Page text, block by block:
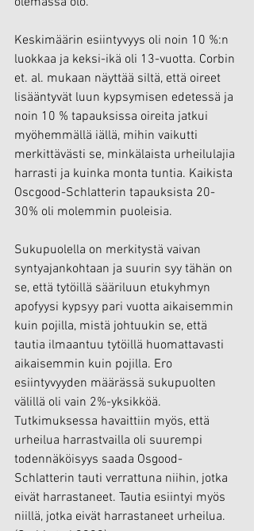
Keskimäärin esiintyvyys oli noin 10 %:n
luokkaa ja keksi-ikä oli 13-vuotta. Corbin
et. al. mukaan näyttää siltä, että oireet
lisääntyvät luun kypsymisen edetessä ja
noin 10 % tapauksissa oireita jatkui
myöhemmällä iällä, mihin vaikutti
merkittävästi se, minkälaista urheilulajia
harrasti ja kuinka monta tuntia. Kaikista
Oscgood-Schlatterin tapauksista 20-
30% oli molemmin puoleisia.
Sukupuolella on merkitystä vaivan
syntyajankohtaan ja suurin syy tähän on
se, että tytöillä sääriluun etukyhmyn
apofyysi kypsyy pari vuotta aikaisemmin
kuin pojilla, mistä johtuukin se, että
tautia ilmaantuu tytöillä huomattavasti
aikaisemmin kuin pojilla. Ero
esiintyvyyden määrässä sukupuolten
välillä oli vain 2%-yksikköä.
Tutkimuksessa havaittiin myös, että
urheilua harrastvailla oli suurempi
todennäköisyys saada Osgood-
Schlatterin tauti verrattuna niihin, jotka
eivät harrastaneet. Tautia esiintyi myös
niillä, jotka eivät harrastaneet urheilua.